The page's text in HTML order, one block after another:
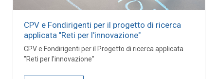
CPV e Fondirigenti per il progetto di ricerca
applicata "Reti per l'innovazione"
CPV e Fondirigenti per il Progetto di ricerca applicata
"Reti per l'innovazione"